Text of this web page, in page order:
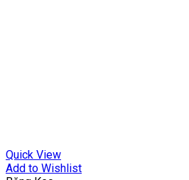
Quick View
Add to Wishlist